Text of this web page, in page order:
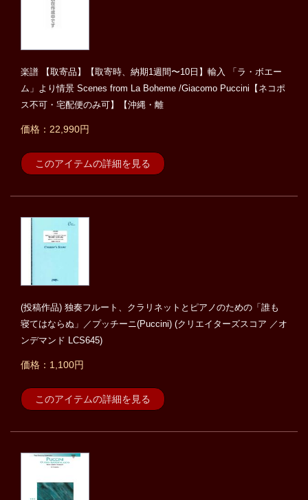
楽譜 【取寄品】【取寄時、納期1週間〜10日】輸入 「ラ・ボエー
ム」より情景 Scenes from La Boheme /Giacomo Puccini【ネコポ
ス不可・宅配便のみ可】【沖縄・離
価格：22,990円
このアイテムの詳細を見る
(投稿作品) 独奏フルート、クラリネットとピアノのための「誰も
寝てはならぬ」／プッチーニ(Puccini) (クリエイターズスコア ／オ
ンデマンド LCS645)
価格：1,100円
このアイテムの詳細を見る